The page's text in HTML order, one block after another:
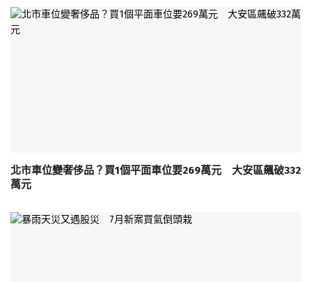
北市車位變奢侈品？買1個平面車位要269萬元 大安區飆破332
萬元